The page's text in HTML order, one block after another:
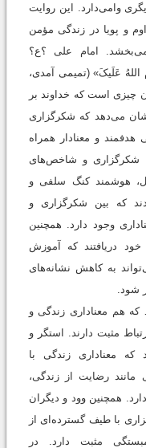
وامی‌دارد. این روایت
و پویا در زندگی مؤمن
امام علی ؟ع؟
عَلَیکَ» (تمیمی آمدی،
از آن چیزی است که خداوند بر
می‌دهد که شکرگزاری
و معنادار همراه
شکرگزاری و شاخص‌های
هوشمند کنگ سلفی و
دادند که بین شکرگزاری و
وجود دارد. همچنین
در مطالعۀ خود دریافتند که آموزش
به کاهش نشانه‌های
شود.
که هم معناداری زندگی و
مثبت دارند. استگر و
که معناداری زندگی با
رضایت از زندگی،
همچنین وود و دیگران
با طیف گسترده‌ای از
مثبت دارد. در